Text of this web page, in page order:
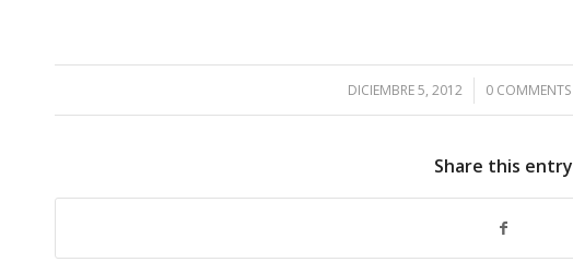
DICIEMBRE 5, 2012
/ 0 COMMENTS
/
Share this entry